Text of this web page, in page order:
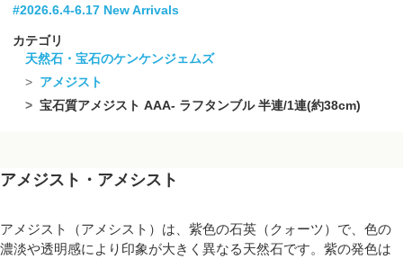
#2026.6.4-6.17 New Arrivals
カテゴリ
天然石・宝石のケンケンジェムズ
アメジスト
宝石質アメジスト AAA- ラフタンブル 半連/1連(約38cm)
アメジスト・アメシスト
アメジスト（アメシスト）は、紫色の石英（クォーツ）で、色の
濃淡や透明感により印象が大きく異なる天然石です。紫の発色は